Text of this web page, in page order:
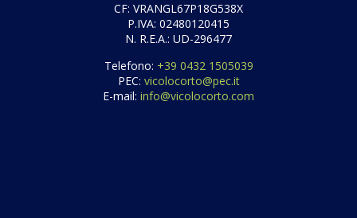
CF: VRANGL67P18G538X
P.IVA: 02480120415
N. R.E.A.: UD-296477
Telefono: +39 0432 1505039
PEC: vicolocorto@pec.it
E-mail: info@vicolocorto.com